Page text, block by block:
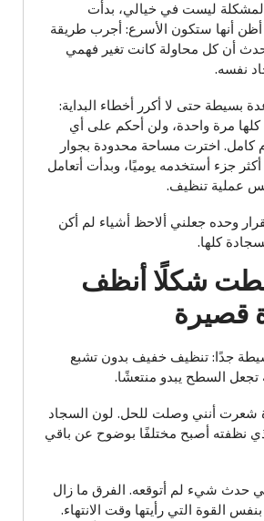
ليست في خيالي، بدأت
أظن أنها ستكون الأسرع: أجرب طريقة
أن كل محاولة كانت تغير فهمي
نفسه.
بسيطة حتى لا أكرر أخطاء البداية:
مرة واحدة، ولن أحكم على أي
كامل. اخترت مساحة محدودة بجوار
جزء أستخدمه يوميًا، وبدأت أتعامل
عملية تنظيف.
وحده جعلني ألاحظ أشياء لم أكن
كلها.
شكلًا أنظف
قصيرة
جدًا: تنظيف خفيف بدون تشبع
تجعل السطح يبدو منتعشًا.
شعرت أنني وصلت للحل. لون السجاد
نظفته أصبح مختلفًا بوضوح عن باقي
حدث شيء لم أتوقعه. الفرق ما زال
القوة التي رأيتها وقت الانتهاء.